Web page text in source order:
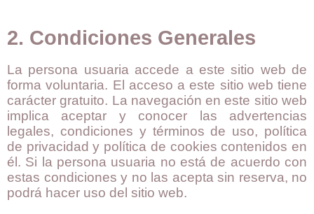
2. Condiciones Generales
La persona usuaria accede a este sitio web de
forma voluntaria. El acceso a este sitio web tiene
carácter gratuito. La navegación en este sitio web
implica aceptar y conocer las advertencias
legales, condiciones y términos de uso, política
de privacidad y política de cookies contenidos en
él. Si la persona usuaria no está de acuerdo con
estas condiciones y no las acepta sin reserva, no
podrá hacer uso del sitio web.